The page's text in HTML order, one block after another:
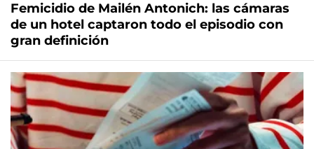
Femicidio de Mailén Antonich: las cámaras
de un hotel captaron todo el episodio con
gran definición